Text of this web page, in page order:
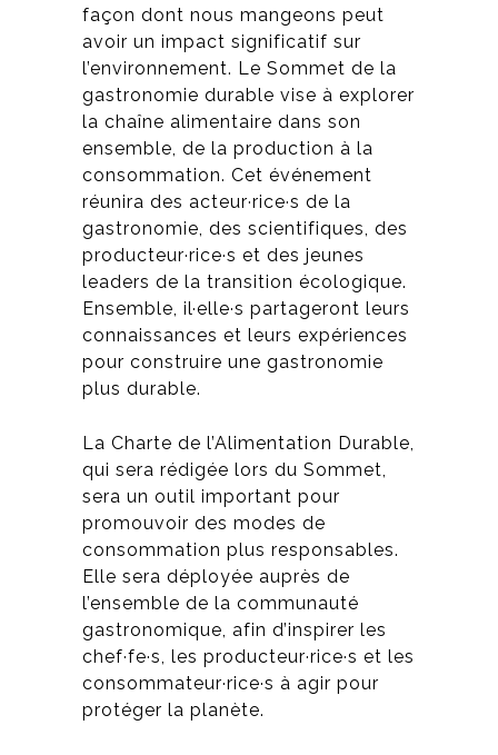
façon dont nous mangeons peut
avoir un impact significatif sur
l’environnement. Le Sommet de la
gastronomie durable vise à explorer
la chaîne alimentaire dans son
ensemble, de la production à la
consommation. Cet événement
réunira des acteur·rice·s de la
gastronomie, des scientifiques, des
producteur·rice·s et des jeunes
leaders de la transition écologique.
Ensemble, il·elle·s partageront leurs
connaissances et leurs expériences
pour construire une gastronomie
plus durable.
La Charte de l’Alimentation Durable,
qui sera rédigée lors du Sommet,
sera un outil important pour
promouvoir des modes de
consommation plus responsables.
Elle sera déployée auprès de
l’ensemble de la communauté
gastronomique, afin d’inspirer les
chef·fe·s, les producteur·rice·s et les
consommateur·rice·s à agir pour
protéger la planète.